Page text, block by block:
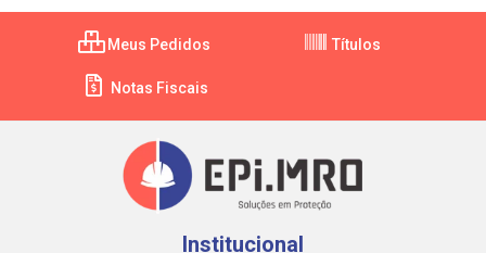
Meus Pedidos Títulos
Notas Fiscais
Institucional